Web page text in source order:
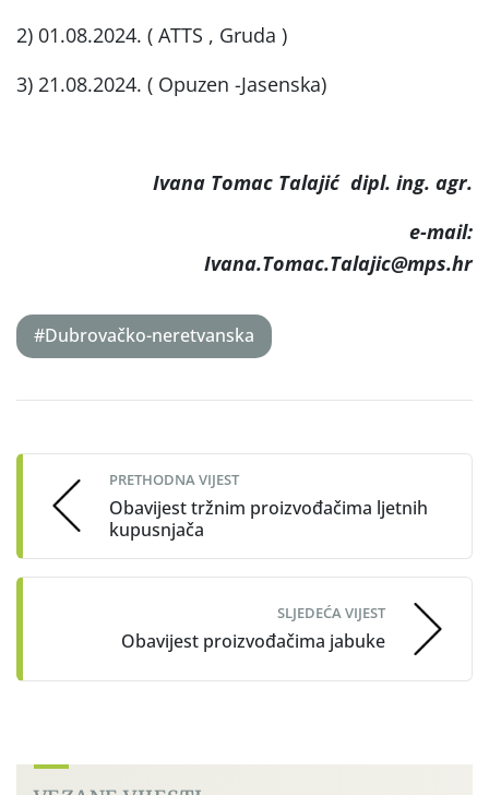
2) 01.08.2024. ( ATTS , Gruda )
3) 21.08.2024. ( Opuzen -Jasenska)
Ivana Tomac Talajić dipl. ing. agr.
e-mail:
Ivana.Tomac.Talajic@mps.hr
#Dubrovačko-neretvanska
navigation
PRETHODNA VIJEST
Obavijest tržnim proizvođačima ljetnih
kupusnjača
SLJEDEĆA VIJEST
Obavijest proizvođačima jabuke